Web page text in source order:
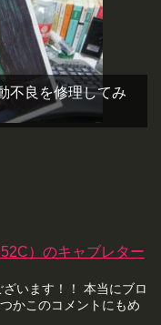
不良を修理してみ
）のキャブレター
います！！ 本当にブロ
かこのコメントにもめ